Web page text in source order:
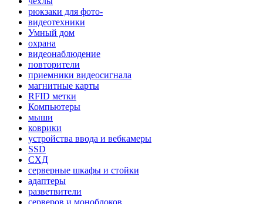
рюкзаки для фото-
видеотехники
Умный дом
охрана
видеонаблюдение
повторители
приемники видеосигнала
магнитные карты
RFID метки
Компьютеры
мыши
коврики
устройства ввода и вебкамеры
SSD
СХД
серверные шкафы и стойки
адаптеры
разветвители
серверов и моноблоков